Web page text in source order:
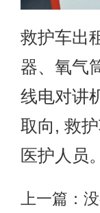
救护车出
器、氧气
线电对讲
取向, 救
医护人员。
上一篇：